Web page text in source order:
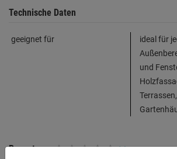
Technische Daten
geeignet für
ideal für
und
Bewertung (0)